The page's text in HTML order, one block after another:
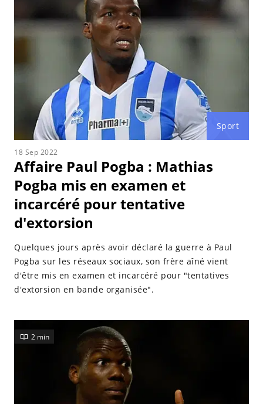
Sport
18 Sep 2022
Affaire Paul Pogba : Mathias
Pogba mis en examen et
incarcéré pour tentative
d'extorsion
Quelques jours après avoir déclaré la guerre à Paul
Pogba sur les réseaux sociaux, son frère aîné vient
d'être mis en examen et incarcéré pour "tentatives
d'extorsion en bande organisée".
2 min